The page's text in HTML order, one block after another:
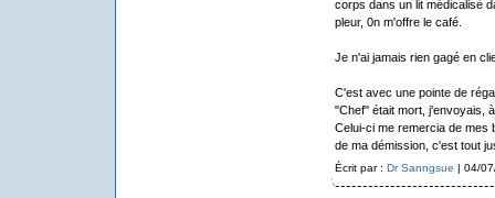
corps dans un lit médicalisé
pleur, 0n m'offre le café.
Je n'ai jamais rien gagé en
C'est avec une pointe de
"Chef" était mort, j'envoyais,
Celui-ci me remercia de mes
de ma démission, c'est tout
Écrit par : Dr Sanngsue | 04/